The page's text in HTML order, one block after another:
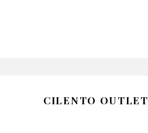
CILENTO OUTLET